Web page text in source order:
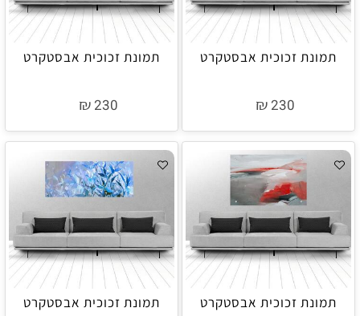
תמונת זכוכית אבסטקרט
₪ 230
תמונת זכוכית אבסטקרט
₪ 230
תמונת זכוכית אבסטקרט תמונת זכוכית אבסטקרט